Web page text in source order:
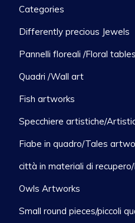
Categories
Differently precious Jewels
Pannelli floreali /Floral tables
Quadri /Wall art
Fish artworks
Specchiere artistiche/
Fiabe in quadro/Tales
città in materiali di
Owls Artworks
Small round pieces/piccoli